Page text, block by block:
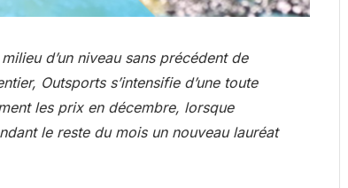
d’un niveau sans précédent de
Outsports s’intensifie d’une toute
les prix en décembre, lorsque
le reste du mois un nouveau lauréat